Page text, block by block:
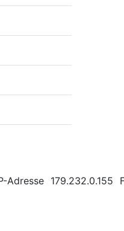
179.232.0.155